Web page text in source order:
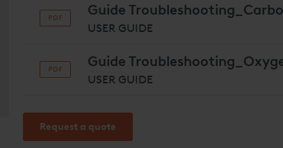
Guide
USER GUIDE
Guide
USER GUIDE
Request a quote